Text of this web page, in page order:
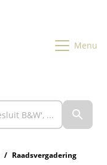
Menu
Raadsvergadering